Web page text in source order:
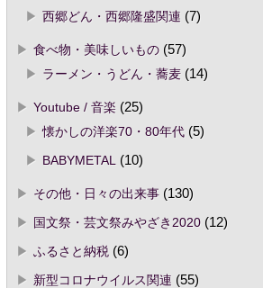
西郷どん・西郷隆盛関連 (7)
食べ物・美味しいもの(57)
ラーメン・うどん・蕎麦(14)
Youtube / 音楽 (25)
懐かしの洋楽70・80年代(5)
BABYMETAL
(10)
その他・日々の出来事(130)
国文祭・芸文祭みやざき2020(12)
ふるさと納税(6)
新型コロナウイルス関連 (55)